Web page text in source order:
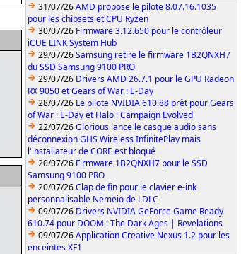
31/07/26AMD propose le pilote 8.07.16.1035
pour les chipsets et CPU Ryzen
30/07/26 Firmware 3.12.650 pour le contrôleur
iCUE LINK System Hub
29/07/26Samsung retire le firmware 1B2QNXH7
du SSD Samsung 9100 PRO
29/07/26 Drivers AMD 26.7.1 pour le GPU Radeon
RX 9050 et Gears of War : E-Day
28/07/26 Le pilote NVIDIA 610.88 prêt pour Gears
of War : E-Day et Halo : Campaign Evolved
22/07/26Glorious lance le casque audio sans
déconnexion GHS Wireless InfinitePlay mais
l'installateur de CORE est bloqué
20/07/26 Firmware 1B2QNXH7 pour le SSD
Samsung 9100 PRO
20/07/26Clap de fin pour le clavier e-ink
personnalisable Nemeio de LDLC
09/07/26 Drivers NVIDIA GeForce Game Ready
610.74 pour DOOM : The Dark Ages | Revelations
09/07/26Application Creative Nexus 1.2 pour les
enceintes XF1